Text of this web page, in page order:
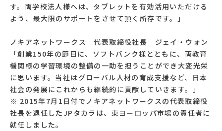
す。両学校法人様へは、タブレットを有効活用いただける
よう、最大限のサポートをさせて頂く所存です。」
ノキアネットワークス 代表取締役社長 ジェイ・ウォン
「創業150年の節目に、ソフトバンク様とともに、両教育
機関様の学習環境の整備の一助を担うことができ大変光栄
に思います。当社はグローバル人材の育成支援など、日本
社会の発展にこれからも継続的に貢献していきます。」
※ 2015年7月1日付でノキアネットワークスの代表取締役
社長を退任したJPタカラは、東ヨーロッパ市場の責任者に
就任しました。